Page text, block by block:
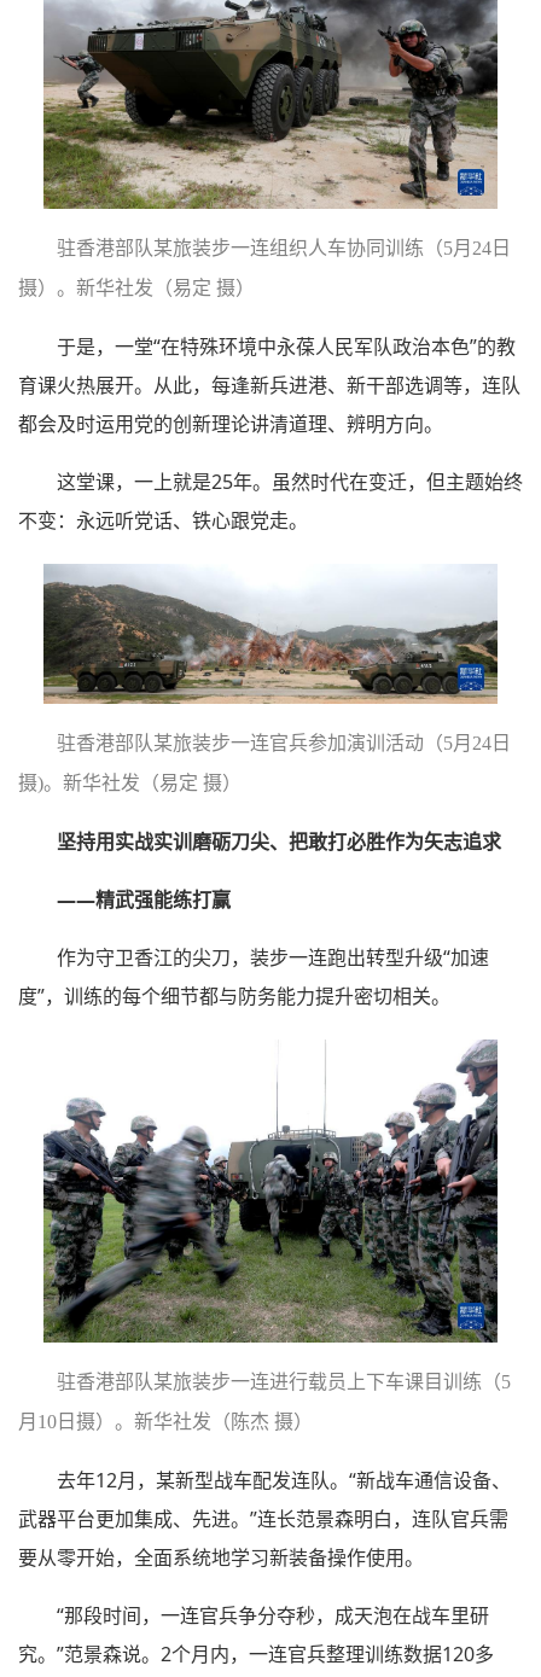
驻香港部队某旅装步一连组织人车协同训练（5月24日
摄）。新华社发（易定 摄）
于是，一堂“在特殊环境中永葆人民军队政治本色”的教
育课火热展开。从此，每逢新兵进港、新干部选调等，连队
都会及时运用党的创新理论讲清道理、辨明方向。
这堂课，一上就是25年。虽然时代在变迁，但主题始终
不变：永远听党话、铁心跟党走。
驻香港部队某旅装步一连官兵参加演训活动（5月24日
摄)。新华社发（易定 摄）
坚持用实战实训磨砺刀尖、把敢打必胜作为矢志追求
——精武强能练打赢
作为守卫香江的尖刀，装步一连跑出转型升级“加速
度”，训练的每个细节都与防务能力提升密切相关。
驻香港部队某旅装步一连进行载员上下车课目训练（5
月10日摄）。新华社发（陈杰 摄）
去年12月，某新型战车配发连队。“新战车通信设备、
武器平台更加集成、先进。”连长范景森明白，连队官兵需
要从零开始，全面系统地学习新装备操作使用。
“那段时间，一连官兵争分夺秒，成天泡在战车里研
究。”范景森说。2个月内，一连官兵整理训练数据120多